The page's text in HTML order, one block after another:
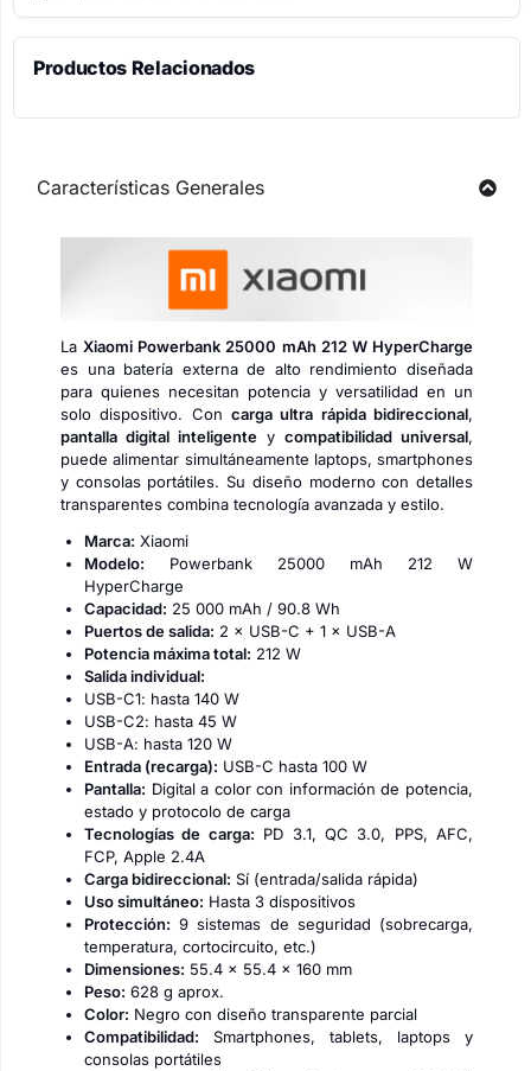
Productos Relacionados
Características Generales
LaXiaomi Powerbank 25000 mAh 212 W HyperCharge
es una batería externa de alto rendimiento diseñada
para quienes necesitan potencia y versatilidad en un
solo dispositivo. Con carga ultra rápida bidireccional,
pantalla digital inteligente y compatibilidad universal,
puede alimentar simultáneamente laptops, smartphones
y consolas portátiles. Su diseño moderno con detalles
transparentes combina tecnología avanzada y estilo.
Marca: Xiaomi
Modelo: Powerbank 25000 mAh 212 W
HyperCharge
Capacidad: 25 000 mAh / 90.8 Wh
Puertos de salida: 2 × USB-C + 1 × USB-A
Potencia máxima total: 212 W
Salida individual:
USB-C1: hasta 140 W
USB-C2: hasta 45 W
USB-A: hasta 120 W
Entrada (recarga): USB-C hasta 100 W
Pantalla: Digital a color con información de potencia,
estado y protocolo de carga
Tecnologías de carga: PD 3.1, QC 3.0, PPS, AFC,
FCP, Apple 2.4A
Carga bidireccional: Sí (entrada/salida rápida)
Uso simultáneo: Hasta 3 dispositivos
Protección: 9 sistemas de seguridad (sobrecarga,
temperatura, cortocircuito, etc.)
Dimensiones: 55.4 × 55.4 × 160 mm
Peso: 628 g aprox.
Color: Negro con diseño transparente parcial
Compatibilidad: Smartphones, tablets, laptops y
consolas portátiles